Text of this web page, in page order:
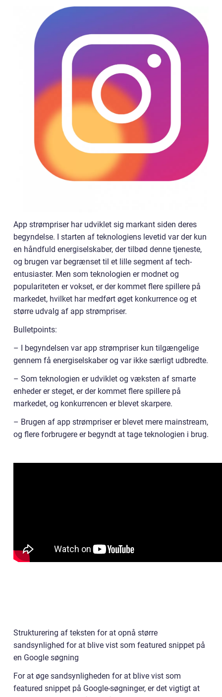
App strømpriser har udviklet sig markant siden deres
begyndelse. I starten af teknologiens levetid var der kun
en håndfuld energiselskaber, der tilbød denne tjeneste,
og brugen var begrænset til et lille segment af tech-
entusiaster. Men som teknologien er modnet og
populariteten er vokset, er der kommet flere spillere på
markedet, hvilket har medført øget konkurrence og et
større udvalg af app strømpriser.
Bulletpoints:
– I begyndelsen var app strømpriser kun tilgængelige
gennem få energiselskaber og var ikke særligt udbredte.
– Som teknologien er udviklet og væksten af smarte
enheder er steget, er der kommet flere spillere på
markedet, og konkurrencen er blevet skarpere.
– Brugen af app strømpriser er blevet mere mainstream,
og flere forbrugere er begyndt at tage teknologien i brug.
Strukturering af teksten for at opnå større
sandsynlighed for at blive vist som featured snippet på
en Google søgning
For at øge sandsynligheden for at blive vist som
featured snippet på Google-søgninger, er det vigtigt at